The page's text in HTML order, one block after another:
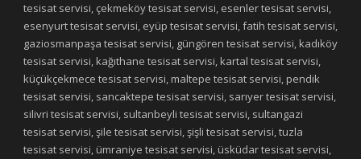
tesisat servisi, çekmeköy tesisat servisi, esenler tesisat servisi,
esenyurt tesisat servisi, eyüp tesisat servisi, fatih tesisat servisi,
gaziosmanpaşa tesisat servisi, güngören tesisat servisi, kadıköy
tesisat servisi, kağıthane tesisat servisi, kartal tesisat servisi,
küçükçekmece tesisat servisi, maltepe tesisat servisi, pendik
tesisat servisi, sancaktepe tesisat servisi, sarıyer tesisat servisi,
silivri tesisat servisi, sultanbeyli tesisat servisi, sultangazi
tesisat servisi, şile tesisat servisi, şişli tesisat servisi, tuzla
tesisat servisi, ümraniye tesisat servisi, üsküdar tesisat servisi,